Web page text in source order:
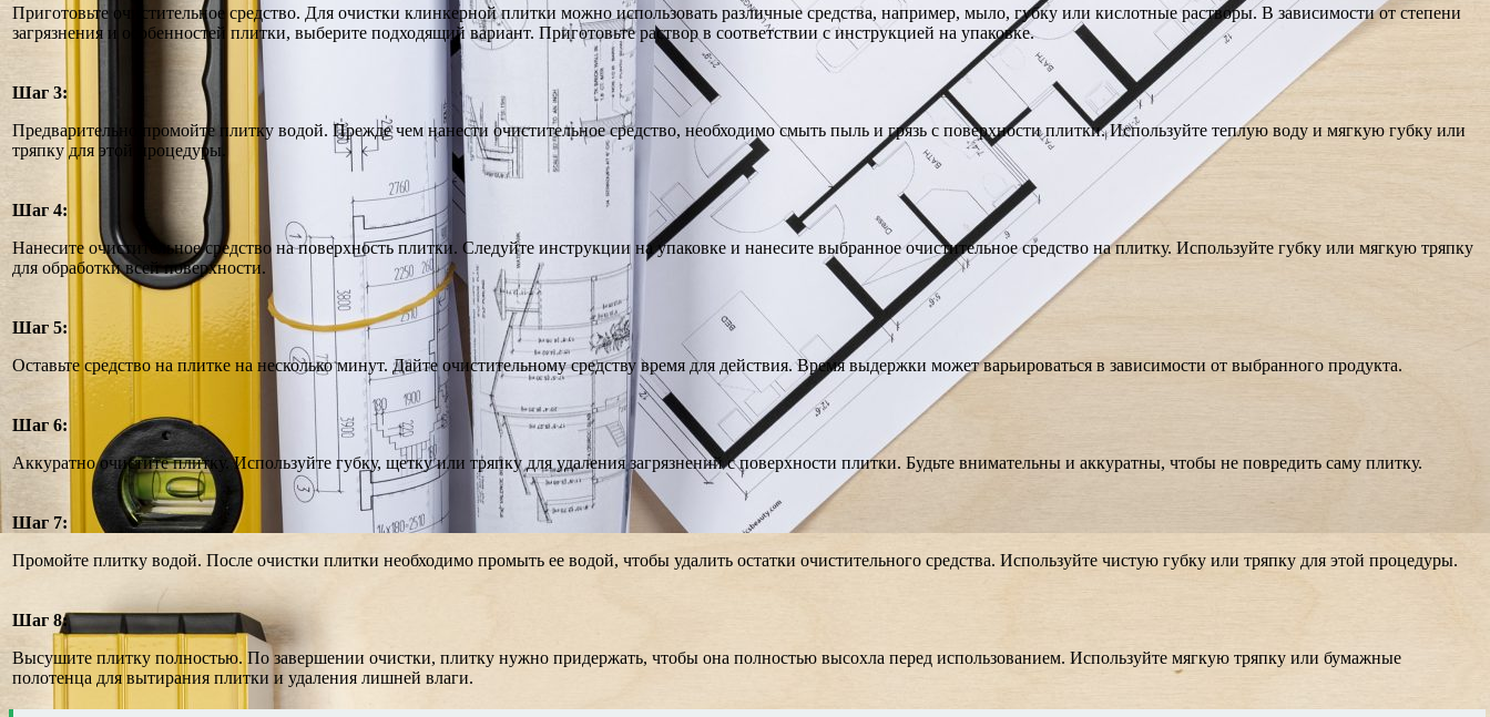
Приготовьте очистительное средство. Для очистки клинкерной плитки можно использовать различные средства, например, мыло, губку или кислотные растворы. В зависимости от степени
загрязнения и особенностей плитки, выберите подходящий вариант. Приготовьте раствор в соответствии с инструкцией на упаковке.
Шаг 3:
Предварительно промойте плитку водой. Прежде чем нанести очистительное средство, необходимо смыть пыль и грязь с поверхности плитки. Используйте теплую воду и мягкую губку или
тряпку для этой процедуры.
Шаг 4:
Нанесите очистительное средство на поверхность плитки. Следуйте инструкции на упаковке и нанесите выбранное очистительное средство на плитку. Используйте губку или мягкую тряпку
для обработки всей поверхности.
Шаг 5:
Оставьте средство на плитке на несколько минут. Дайте очистительному средству время для действия. Время выдержки может варьироваться в зависимости от выбранного продукта.
Шаг 6:
Аккуратно очистите плитку. Используйте губку, щетку или тряпку для удаления загрязнений с поверхности плитки. Будьте внимательны и аккуратны, чтобы не повредить саму плитку.
Шаг 7:
Промойте плитку водой. После очистки плитки необходимо промыть ее водой, чтобы удалить остатки очистительного средства. Используйте чистую губку или тряпку для этой процедуры.
Шаг 8:
Высушите плитку полностью. По завершении очистки, плитку нужно придержать, чтобы она полностью высохла перед использованием. Используйте мягкую тряпку или бумажные
полотенца для вытирания плитки и удаления лишней влаги.